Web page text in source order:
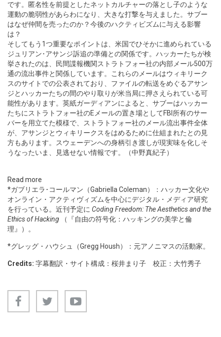
です。匿名性を前提としたネットカルチャーの落とし子のような
運動の脆弱性があらわになり、大きな打撃を与えました。サブー
はなぜ仲間を売ったのか？今後のハクティビズムに与える影響
は？
そしてもう1つ重要なポイントは、米国でひそかに進められている
ジュリアン･アサンジ訴追の準備との関係です。ハッカーたちが検
挙されたのは、民間諜報機関ストラトフォー社の内部メール500万
通の流出事件と関係しています。これらのメールはウィキリーク
スのサイトでの公表されており、ファイルの転送をめぐるアサン
ジとハッカーたちの間のやり取りが米当局に押さえられている可
能性があります。英紙ガーディアンによると、サブーはハッカー
たちにストラトフォー社のEメールの置き場としてFBI所有のサー
バーを用立てた模様で、ストラトフォー社のメール流出事件全体
が、アサンジとウィキリークスをはめるために仕組まれたとの見
方もあります。スウェーデンへの身柄引き渡しが現実味を化しそ
うなったいま、見逃せない情報です。（中野真紀子）
Read more
*ガブリエラ･コールマン（Gabriella Coleman）：ハッカー文化や
オンライン・アクティヴィズムを中心にデジタル・メディア研究
を行っている。近刊予定に Coding Freedom: The Aesthetics and the
Ethics of Hacking （『自由の符号化：ハッキングの美学と倫
理』）。
*グレッグ・ハウシュ（Gregg Housh）：元アノニマスの活動家。
Credits: 字幕翻訳・サイト構成：桜井まり子 校正：大竹秀子